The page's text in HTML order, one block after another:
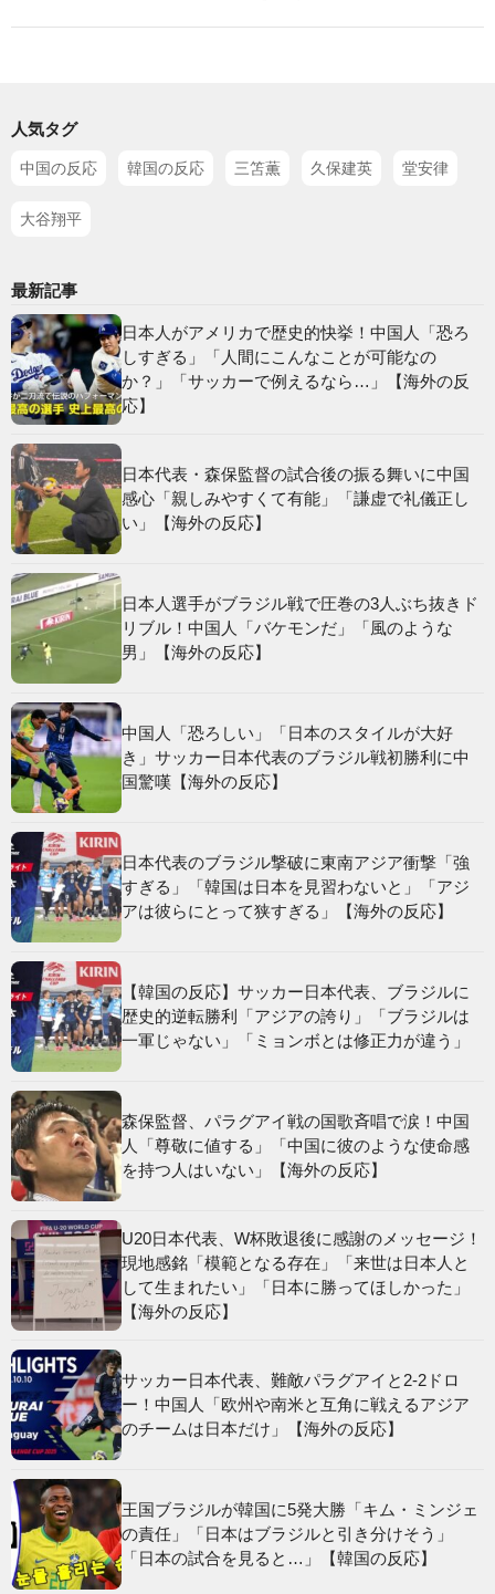
人気タグ
中国の反応 韓国の反応 三笘薫 久保建英 堂安律
大谷翔平
最新記事
日本人がアメリカで歴史的快挙！中国人「恐ろ
しすぎる」「人間にこんなことが可能なの
か？」「サッカーで例えるなら…」【海外の反
応】
日本代表・森保監督の試合後の振る舞いに中国
感心「親しみやすくて有能」「謙虚で礼儀正し
い」【海外の反応】
日本人選手がブラジル戦で圧巻の3人ぶち抜きド
リブル！中国人「バケモンだ」「風のような
男」【海外の反応】
中国人「恐ろしい」「日本のスタイルが大好
き」サッカー日本代表のブラジル戦初勝利に中
国驚嘆【海外の反応】
日本代表のブラジル撃破に東南アジア衝撃「強
すぎる」「韓国は日本を見習わないと」「アジ
アは彼らにとって狭すぎる」【海外の反応】
【韓国の反応】サッカー日本代表、ブラジルに
歴史的逆転勝利「アジアの誇り」「ブラジルは
一軍じゃない」「ミョンボとは修正力が違う」
森保監督、パラグアイ戦の国歌斉唱で涙！中国
人「尊敬に値する」「中国に彼のような使命感
を持つ人はいない」【海外の反応】
U20日本代表、W杯敗退後に感謝のメッセージ！
現地感銘「模範となる存在」「来世は日本人と
して生まれたい」「日本に勝ってほしかった」
【海外の反応】
サッカー日本代表、難敵パラグアイと2-2ドロ
ー！中国人「欧州や南米と互角に戦えるアジア
のチームは日本だけ」【海外の反応】
王国ブラジルが韓国に5発大勝「キム・ミンジェ
の責任」「日本はブラジルと引き分けそう」
「日本の試合を見ると…」【韓国の反応】